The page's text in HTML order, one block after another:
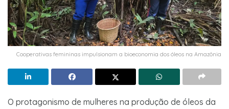
Cooperativas femininas impulsionam a bioeconomia dos óleos na Amazônia
O protagonismo de mulheres na produção de óleos da